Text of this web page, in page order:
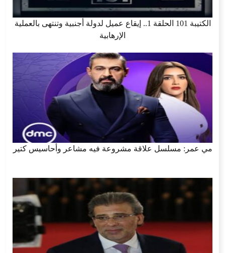
الكتيبة 101 الحلقة 1.. إيقاع عميل لدولة أجنبية وتنتهى بالعملية
الإرهابية
مي عمر: مسلسل علاقة مشروعة فيه مشاعر وأحاسيس كتير